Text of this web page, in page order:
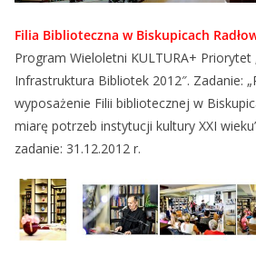
Filia Biblioteczna w Biskupicach
Program Wieloletni KULTURA+ Priorytet
Infrastruktura Bibliotek 2012″. Zadanie:
wyposażenie Filii bibliotecznej w
miarę potrzeb instytucji kultury XXI
zadanie: 31.12.2012 r.